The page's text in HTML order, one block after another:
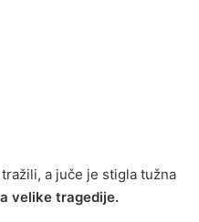
a juče je stigla tužna
velike tragedije.